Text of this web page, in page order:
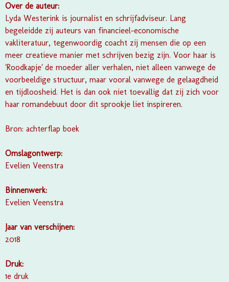
Over de auteur:
Lyda Westerink is journalist en schrijfadviseur. Lang
begeleidde zij auteurs van financieel-economische
vakliteratuur, tegenwoordig coacht zij mensen die op een
meer creatieve manier met schrijven bezig zijn. Voor haar is
'Roodkapje' de moeder aller verhalen, niet alleen vanwege de
voorbeeldige structuur, maar vooral vanwege de gelaagdheid
en tijdloosheid. Het is dan ook niet toevallig dat zij zich voor
haar romandebuut door dit sprookje liet inspireren.
Bron: achterflap boek
Omslagontwerp:
Evelien Veenstra
Binnenwerk:
Evelien Veenstra
Jaar van verschijnen:
2018
Druk:
1e druk